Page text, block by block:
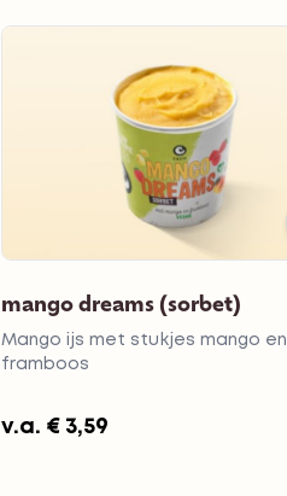
mango dreams (sorbet)
Mango ijs met stukjes mango en
framboos
v.a. € 3,59